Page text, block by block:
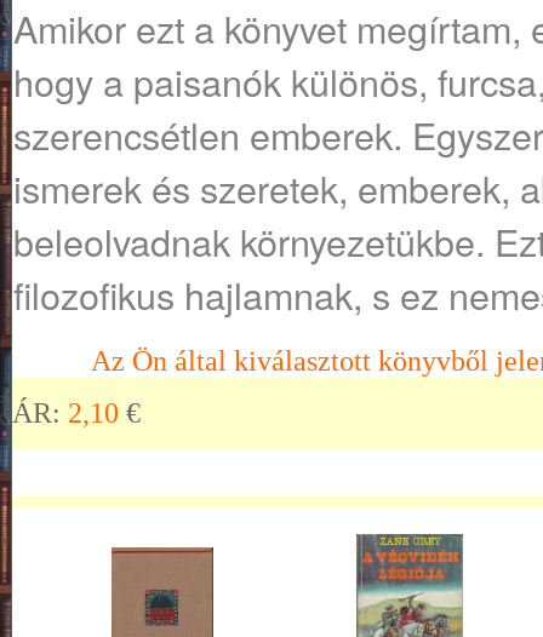
Amikor ezt a könyvet megírtam,
hogy a paisanók különös,
szerencsétlen emberek.
ismerek és szeretek, emberek,
beleolvadnak környezetükbe.
filozofikus hajlamnak, s ez
Az Ön által kiválasztott könyvből
ÁR: 2,10 €